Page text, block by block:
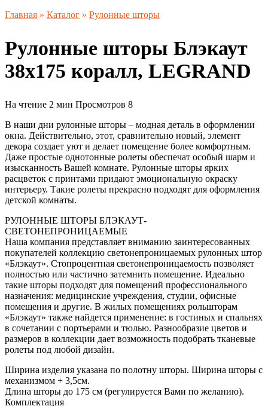
Главная » Каталог » Рулонные шторы
Рулонные шторы Блэкаут
38х175 коралл, LEGRAND
На чтение 2 мин Просмотров 8
В наши дни рулонные шторы – модная деталь в оформлении
окна. Действительно, этот, сравнительно новый, элемент
декора создает уют и делает помещение более комфортным.
Даже простые однотонные ролеты обеспечат особый шарм и
изысканность Вашей комнате. Рулонные шторы ярких
расцветок с принтами придают эмоциональную окраску
интерьеру. Такие ролеты прекрасно подходят для оформления
детской комнаты.
РУЛОННЫЕ ШТОРЫ БЛЭКАУТ-
СВЕТОНЕПРОНИЦАЕМЫЕ
Наша компания представляет вниманию заинтересованных
покупателей коллекцию светонепроницаемых рулонных штор
«Блэкаут». Стопроцентная светонепроницаемость позволяет
полностью или частично затемнить помещение. Идеально
такие шторы подходят для помещений профессионального
назначения: медицинские учреждения, студии, офисные
помещения и другие. В жилых помещениях рольшторам
«Блэкаут» также найдется применение: в гостиных и спальнях
в сочетании с портьерами и тюлью. Разнообразие цветов и
размеров в коллекции дает возможность подобрать тканевые
ролеты под любой дизайн.
Ширина изделия указана по полотну шторы. Ширина шторы с
механизмом + 3,5см.
Длина шторы до 175 см (регулируется Вами по желанию).
Комплектация